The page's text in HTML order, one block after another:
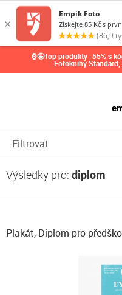
⌚🤩Top produkty -55% s
Fotoknihy Standard,
Filtrovat
Výsledky pro: diplom
Plakát, Diplom pro